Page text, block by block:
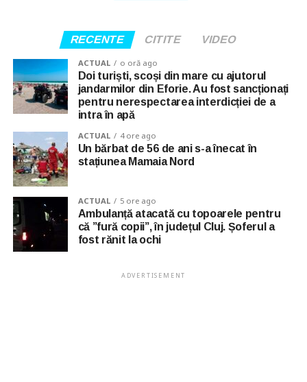
RECENTE CITITE VIDEO
ACTUAL o oră ago
Doi turiști, scoși din mare cu ajutorul
jandarmilor din Eforie. Au fost sancționați
pentru nerespectarea interdicției de a
intra în apă
ACTUAL 4 ore ago
Un bărbat de 56 de ani s-a înecat în
stațiunea Mamaia Nord
ACTUAL 5 ore ago
Ambulanță atacată cu topoarele pentru
că ”fură copii”, în județul Cluj. Șoferul a
fost rănit la ochi
ADVERTISEMENT